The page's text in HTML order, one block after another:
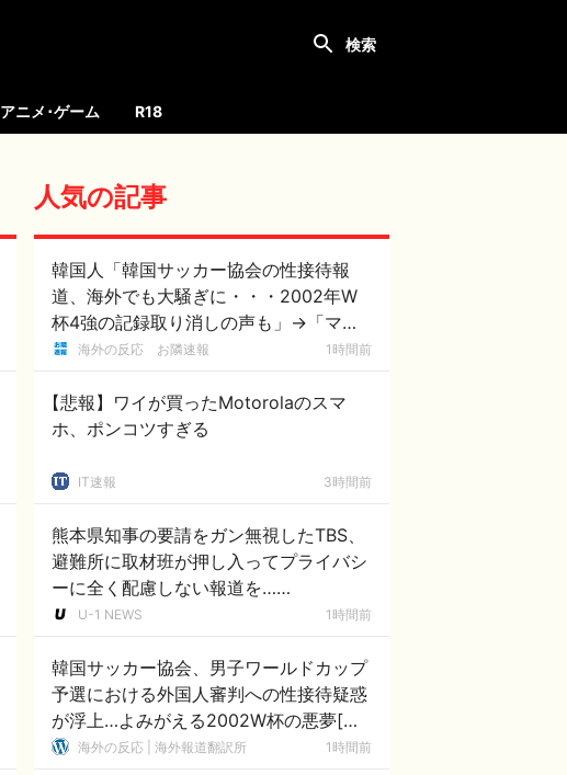
アニメ･ゲーム R18
人気の記事
韓国人「韓国サッカー協会の性接待報
道、海外でも大騒ぎに・・・2002年W
杯4強の記録取り消しの声も」→「マジ
で国の恥だ」「2002年まで疑う価値が
ー選手が足で蹴り飛ばすね」
海外の反応 お隣速報 1時間前
【悲報】ワイが買ったMotorolaのスマ
ホ、ポンコツすぎる
IT速報 3時間前
熊本県知事の要請をガン無視したTBS、
避難所に取材班が押し入ってプライバシ
ーに全く配慮しない報道を……
U-1 NEWS 1時間前
韓国サッカー協会、男子ワールドカップ
予選における外国人審判への性接待疑惑
が浮上…よみがえる2002W杯の悪夢[海
外の反応]
海外の反応 | 海外報道翻訳所 1時間前